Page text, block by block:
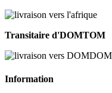
Transitaire d'DOMTOM
Information